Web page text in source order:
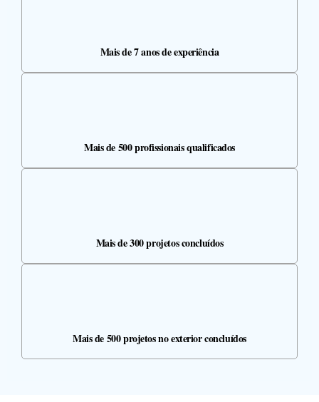
Mais de 7 anos de experiência
Mais de 500 profissionais qualificados
Mais de 300 projetos concluídos
Mais de 500 projetos no exterior concluídos